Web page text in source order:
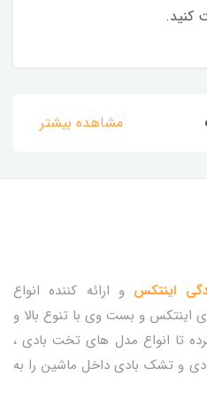
کنید.
مشاهده بیشتر
اینتکس و ارائه کننده انواع
اینتکس و بست وی با تنوع بالا و
تا انواع مدل های تخت بادی ،
و تشک بادی داخل ماشین را به